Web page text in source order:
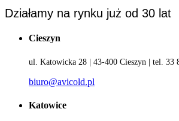
Działamy na rynku już od 30 lat
Cieszyn
ul. Katowicka 28 | 43-400 Cieszyn | tel. 33
biuro@avicold.pl
Katowice